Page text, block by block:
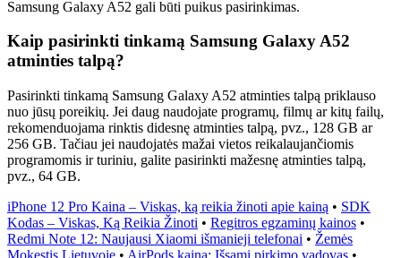
Samsung Galaxy A52 gali būti puikus pasirinkimas.
Kaip pasirinkti tinkamą Samsung Galaxy A52
atminties talpą?
Pasirinkti tinkamą Samsung Galaxy A52 atminties talpą priklauso
nuo jūsų poreikių. Jei daug naudojate programų, filmų ar kitų failų,
rekomenduojama rinktis didesnę atminties talpą, pvz., 128 GB ar
256 GB. Tačiau jei naudojatės mažai vietos reikalaujančiomis
programomis ir turiniu, galite pasirinkti mažesnę atminties talpą,
pvz., 64 GB.
iPhone 12 Pro Kaina – Viskas, ką reikia žinoti apie kainą • SDK
Kodas – Viskas, Ką Reikia Žinoti • Regitros egzaminų kainos •
Redmi Note 12: Naujausi Xiaomi išmanieji telefonai • Žemės